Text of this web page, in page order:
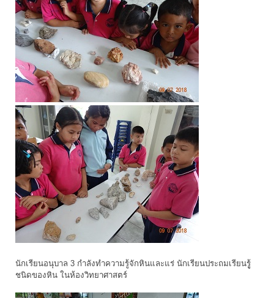
นักเรียนอนุบาล 3 กำลังทำความรู้จักหินและแร่ นักเรียนประถมเรียนรูู้
ชนิดของหิน ในห้องวิทยาศาสตร์